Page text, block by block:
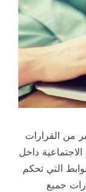
من القرارات
داخل
التي تحكم
جميع